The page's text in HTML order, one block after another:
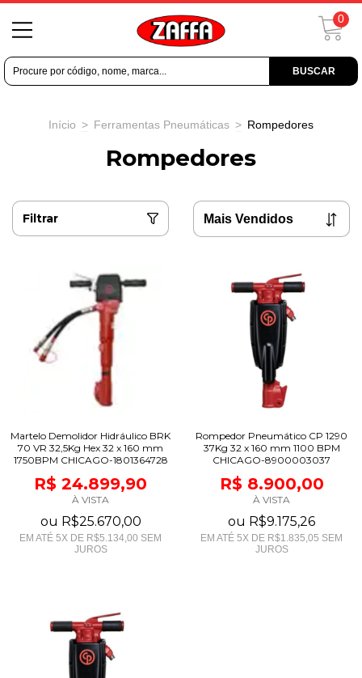
BUSCAR
0
Início > Ferramentas Pneumáticas > Rompedores
Rompedores
Filtrar
Martelo Demolidor Hidráulico BRK
70 VR 32,5Kg Hex 32 x 160 mm
1750BPM CHICAGO-1801364728
R$ 24.899,90
À VISTA
ou R$25.670,00
EM ATÉ 5X DE R$5.134,00 SEM
JUROS
Rompedor Pneumático CP 1290
37Kg 32 x 160 mm 1100 BPM
CHICAGO-8900003037
R$ 8.900,00
À VISTA
ou R$9.175,26
EM ATÉ 5X DE R$1.835,05 SEM
JUROS